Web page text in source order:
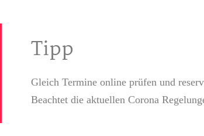
Tipp
Gleich Termine online prüfen und
Beachtet die aktuellen Corona